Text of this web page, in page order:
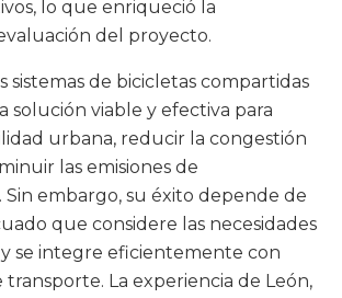
lo que enriqueció la
del proyecto.
sistemas de bicicletas compartidas
solución viable y efectiva para
urbana, reducir la congestión
las emisiones de
embargo, su éxito depende de
que considere las necesidades
se integre eficientemente con
transporte. La experiencia de León,